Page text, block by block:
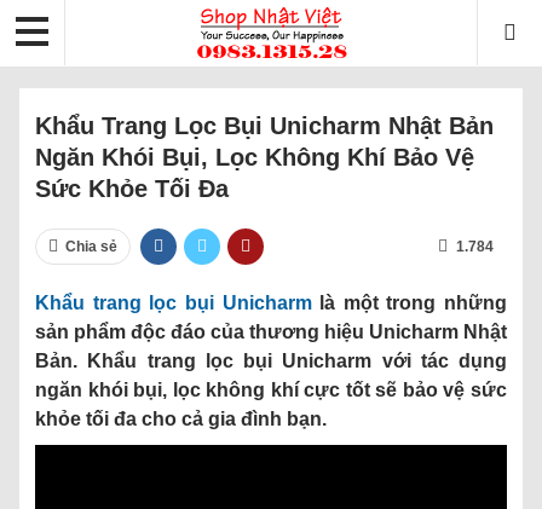
Khẩu Trang Lọc Bụi Unicharm Nhật Bản
Ngăn Khói Bụi, Lọc Không Khí Bảo Vệ
Sức Khỏe Tối Đa
Chia sẻ 1.784
Khẩu trang lọc bụi Unicharmlà một trong những
sản phẩm độc đáo của thương hiệu Unicharm Nhật
Bản. Khẩu trang lọc bụi Unicharm với tác dụng
ngăn khói bụi, lọc không khí cực tốt sẽ bảo vệ sức
khỏe tối đa cho cả gia đình bạn.